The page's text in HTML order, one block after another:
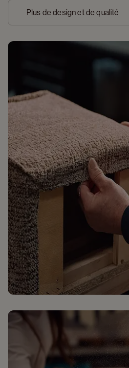
Plus de design et de qualité